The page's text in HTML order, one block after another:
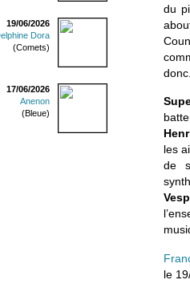
19/06/2026
Dora
(Comets)
17/06/2026
Anenon
(Bleue)
du
les
de
le